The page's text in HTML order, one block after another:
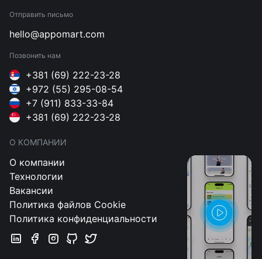
Отправить письмо
hello@appomart.com
Позвонить нам
+381 (69) 222-23-28
+972 (55) 295-08-54
+7 (911) 833-33-84
+381 (69) 222-23-28
О КОМПАНИИ
О компании
Технологии
Вакансии
Политика файлов Cookie
Политика конфиденциальности